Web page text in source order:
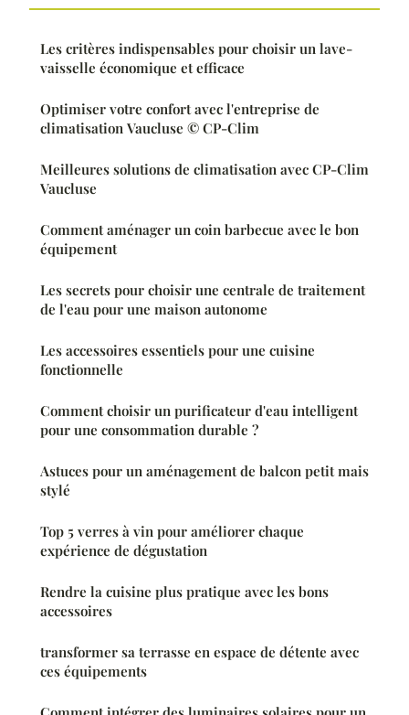
Les critères indispensables pour choisir un lave-
vaisselle économique et efficace
Optimiser votre confort avec l'entreprise de
climatisation Vaucluse © CP-Clim
Meilleures solutions de climatisation avec CP-Clim
Vaucluse
Comment aménager un coin barbecue avec le bon
équipement
Les secrets pour choisir une centrale de traitement
de l'eau pour une maison autonome
Les accessoires essentiels pour une cuisine
fonctionnelle
Comment choisir un purificateur d'eau intelligent
pour une consommation durable ?
Astuces pour un aménagement de balcon petit mais
stylé
Top 5 verres à vin pour améliorer chaque
expérience de dégustation
Rendre la cuisine plus pratique avec les bons
accessoires
transformer sa terrasse en espace de détente avec
ces équipements